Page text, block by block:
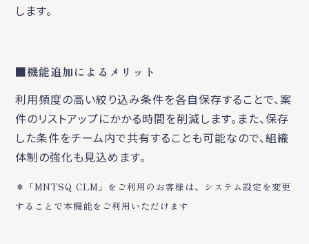
します。
■機能追加によるメリット
利用頻度の高い絞り込み条件を各自保存することで、案
件のリストアップにかかる時間を削減します。また、保存
した条件をチーム内で共有することも可能なので、組織
体制の強化も見込めます。
＊「MNTSQ CLM」をご利用のお客様は、システム設定を変更
することで本機能をご利用いただけます